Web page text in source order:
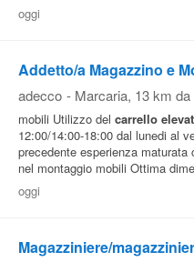
oggi
Addetto/a Magazzino e
adecco - Marcaria, 13 km
mobili Utilizzo del carrello
12:00/14:00-18:00 dal lunedi al
precedente esperienza
nel montaggio mobili Ottima
oggi
Magazziniere/